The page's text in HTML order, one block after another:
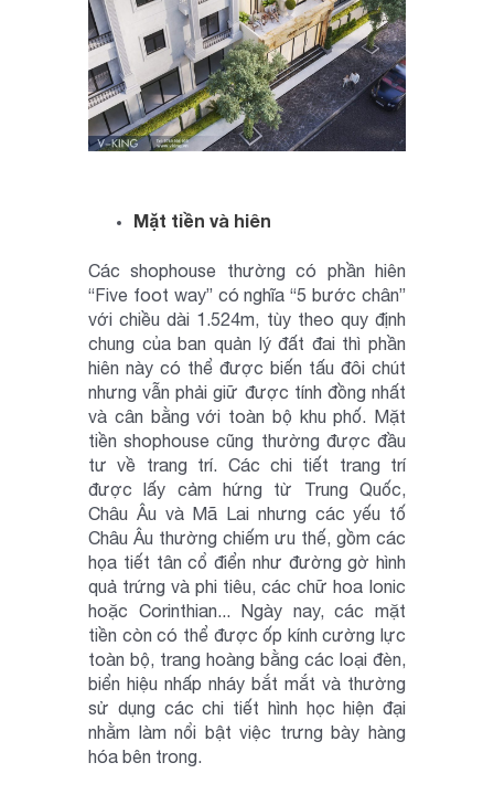
Mặt tiền và hiên
Các shophouse thường có phần hiên
“Five foot way” có nghĩa “5 bước chân”
với chiều dài 1.524m, tùy theo quy định
chung của ban quản lý đất đai thì phần
hiên này có thể được biến tấu đôi chút
nhưng vẫn phải giữ được tính đồng nhất
và cân bằng với toàn bộ khu phố. Mặt
tiền shophouse cũng thường được đầu
tư về trang trí. Các chi tiết trang trí
được lấy cảm hứng từ Trung Quốc,
Châu Âu và Mã Lai nhưng các yếu tố
Châu Âu thường chiếm ưu thế, gồm các
họa tiết tân cổ điển như đường gờ hình
quả trứng và phi tiêu, các chữ hoa Ionic
hoặc Corinthian... Ngày nay, các mặt
tiền còn có thể được ốp kính cường lực
toàn bộ, trang hoàng bằng các loại đèn,
biển hiệu nhấp nháy bắt mắt và thường
sử dụng các chi tiết hình học hiện đại
nhằm làm nổi bật việc trưng bày hàng
hóa bên trong.